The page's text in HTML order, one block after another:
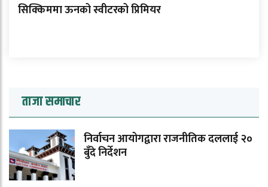
सिक्किममा ऊनको स्वीटरको प्रिमियर
ताजा समाचार
निर्वाचन आयोगद्वारा राजनीतिक दललाई २०
बुँदे निर्देशन